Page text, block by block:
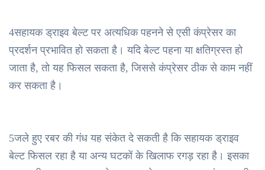
4सहायक ड्राइव बेल्ट पर अत्यधिक पहनने से एसी कंप्रेसर का
प्रदर्शन प्रभावित हो सकता है। यदि बेल्ट पहना या क्षतिग्रस्त हो
जाता है, तो यह फिसल सकता है, जिससे कंप्रेसर ठीक से काम नहीं
कर सकता है।
5जले हुए रबर की गंध यह संकेत दे सकती है कि सहायक ड्राइव
बेल्ट फिसल रहा है या अन्य घटकों के खिलाफ रगड़ रहा है। इसका